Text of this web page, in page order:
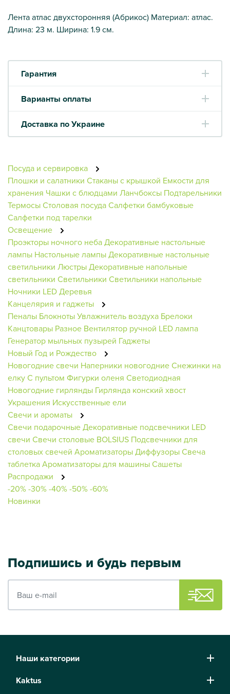
Лента атлас двухсторонняя (Абрикос) Материал: атлас.
Длина: 23 м. Ширина: 1.9 см.
Гарантия
Варианты оплаты
Доставка по Украине
Посуда и сервировка
Плошки и салатники Стаканы с крышкой Емкости для
хранения Чашки с блюдцами Ланчбоксы Подтарельники
ТермосыСтоловая посудаСалфетки бамбуковые
Салфетки под тарелки
Освещение
Проэкторы ночного небаДекоративные настольные
лампы Настольные лампыДекоративные настольные
светильники ЛюстрыДекоративные напольные
светильники Светильники Светильники напольные
Ночники LED Деревья
Канцелярия и гаджеты
Пеналы БлокнотыУвлажнитель воздуха Брелоки
Канцтовары Разное Вентилятор ручной LED лампа
Генератор мыльных пузырей Гаджеты
Новый Год и Рождество
Новогодние свечи Наперники новогодниеСнежинки на
елкуС пультом Фигурки оленя Светодиодная
Новогодние гирлянды Гирлянда конский хвост
Украшения Искусственные ели
Свечи и ароматы
Свечи подарочныеДекоративные подсвечники LED
свечи Свечи столовые BOLSIUS Подсвечники для
столовых свечей АроматизаторыДиффузорыСвеча
таблеткаАроматизаторы для машиныСашеты
Распродажи
-20%-30%-40%-50%-60%
Новинки
Подпишись и будь первым
Наши категории
Kaktus